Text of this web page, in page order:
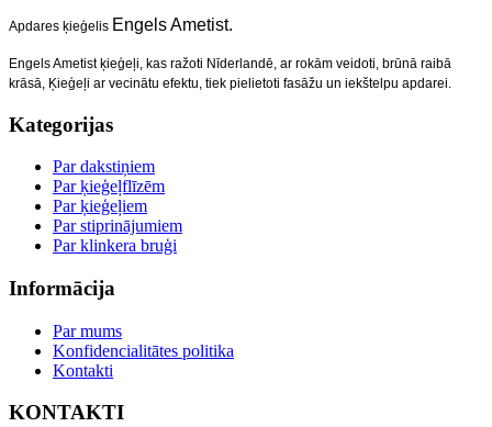
Apdares ķieģelis Engels Ametist.
Engels Ametist ķieģeļi, kas ražoti Nīderlandē, ar rokām veidoti, brūnā raibā
krāsā, Ķieģeļi ar vecinātu efektu, tiek pielietoti fasāžu un iekštelpu apdarei.
Kategorijas
Par dakstiņiem
Par ķieģeļflīzēm
Par ķieģeļiem
Par stiprinājumiem
Par klinkera bruģi
Informācija
Par mums
Konfidencialitātes politika
Kontakti
KONTAKTI